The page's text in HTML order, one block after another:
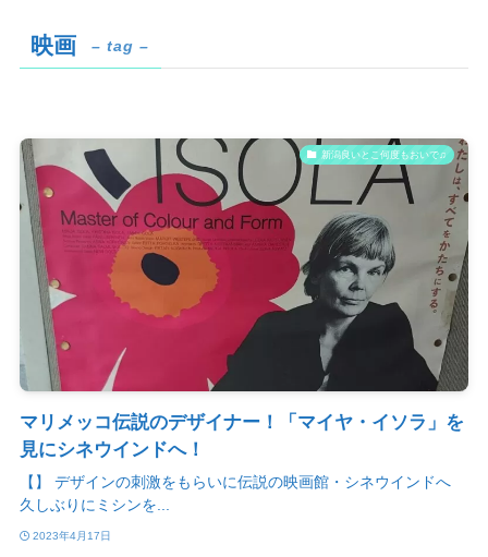
映画 – tag –
新潟良いとこ何度もおいで♫
マリメッコ伝説のデザイナー！「マイヤ・イソラ」を
見にシネウインドへ！
【】 デザインの刺激をもらいに伝説の映画館・シネウインドへ
久しぶりにミシンを...
2023年4月17日